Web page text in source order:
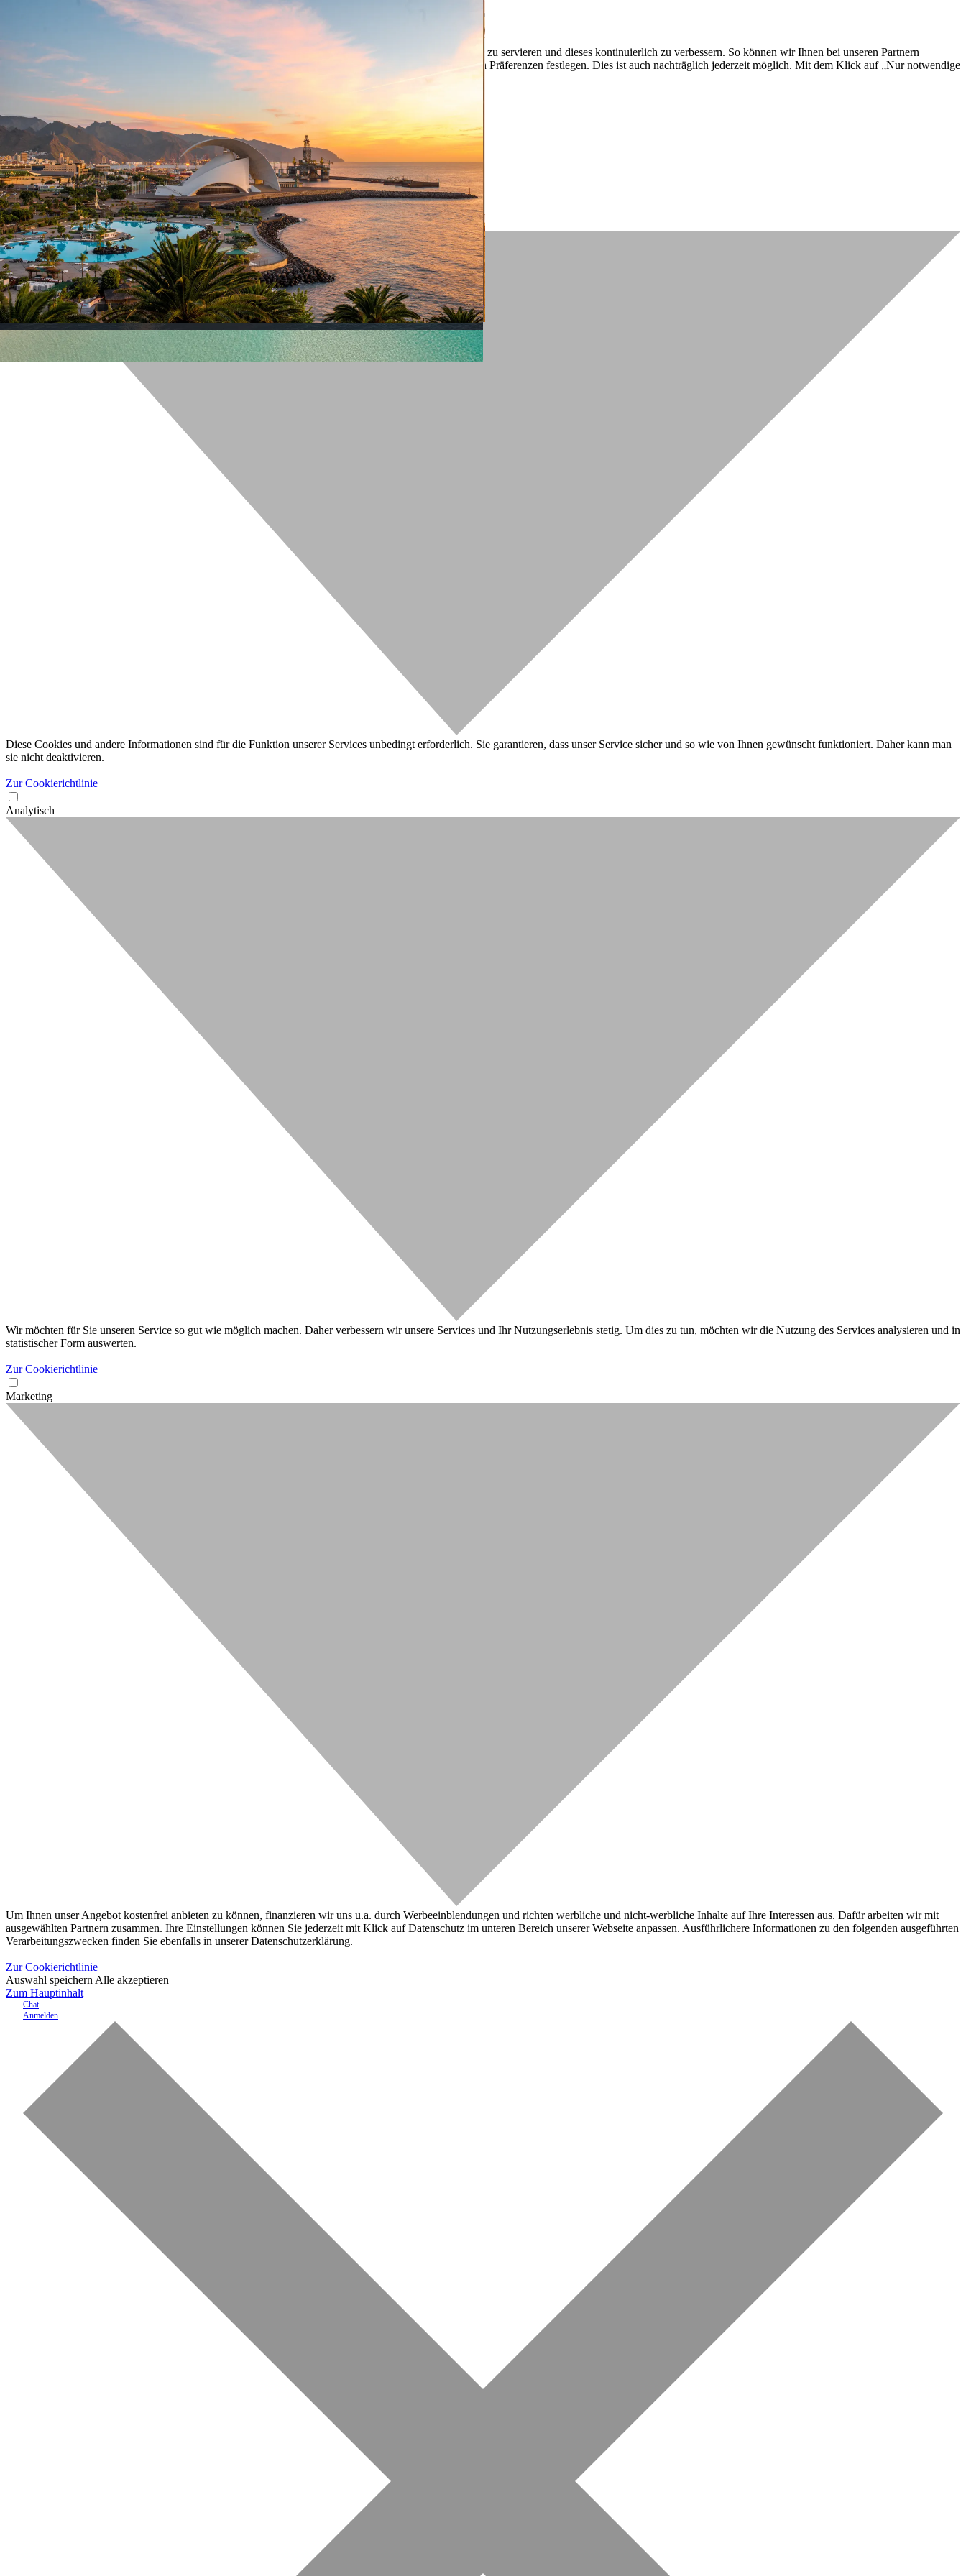
Nur notwendige Cookies
Mit dem Klick auf „geht klar” ermöglichen Sie uns Ihnen über Cookies ein verbessertes Nutzungserlebnis zu servieren und dieses kontinuierlich zu verbessern. So können wir Ihnen bei unseren Partnern
personalisierte Werbung und passende Angebote anzeigen. Über „anpassen” können Sie Ihre persönlichen Präferenzen festlegen. Dies ist auch nachträglich jederzeit möglich. Mit dem Klick auf „Nur notwendige
Cookies” werden lediglich technisch notwendige Cookies gespeichert.
Geht klar
Datenschutzerklärung
Cookierichtlinie
Impressum
« zurück
Ihre Cookie-Präferenzen verwalten
Wählen Sie, welche Cookies Sie auf check24.de akzeptieren.
Die Cookierichtlinie finden Siehier.
Notwendig
Diese Cookies und andere Informationen sind für die Funktion unserer Services unbedingt erforderlich. Sie garantieren, dass unser Service sicher und so wie von Ihnen gewünscht funktioniert. Daher kann man
sie nicht deaktivieren.
Zur Cookierichtlinie
Analytisch
Wir möchten für Sie unseren Service so gut wie möglich machen. Daher verbessern wir unsere Services und Ihr Nutzungserlebnis stetig. Um dies zu tun, möchten wir die Nutzung des Services analysieren und in
statistischer Form auswerten.
Zur Cookierichtlinie
Marketing
Um Ihnen unser Angebot kostenfrei anbieten zu können, finanzieren wir uns u.a. durch Werbeeinblendungen und richten werbliche und nicht-werbliche Inhalte auf Ihre Interessen aus. Dafür arbeiten wir mit
ausgewählten Partnern zusammen. Ihre Einstellungen können Sie jederzeit mit Klick auf Datenschutz im unteren Bereich unserer Webseite anpassen. Ausführlichere Informationen zu den folgenden ausgeführten
Verarbeitungszwecken finden Sie ebenfalls in unserer Datenschutzerklärung.
Zur Cookierichtlinie
Auswahl speichern Alle akzeptieren
Zum Hauptinhalt
Chat
Anmelden